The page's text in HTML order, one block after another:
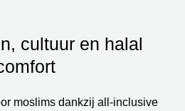
cultuur en halal
moslims dankzij all-inclusive